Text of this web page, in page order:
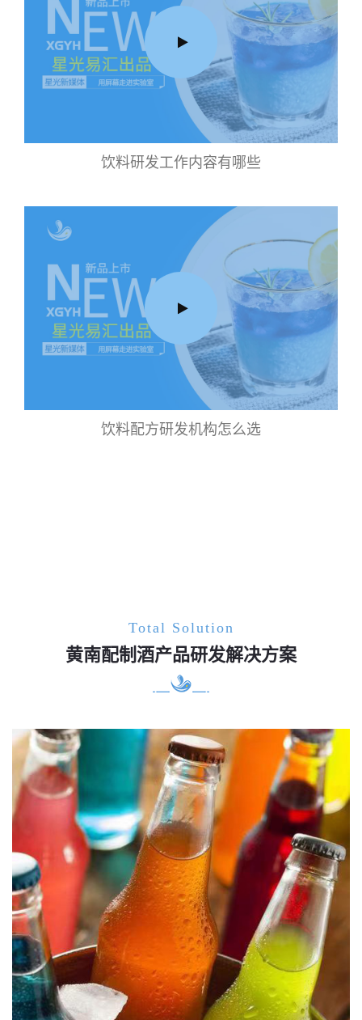
饮料研发工作内容有哪些
饮料配方研发机构怎么选
Total Solution
黄南配制酒产品研发解决方案